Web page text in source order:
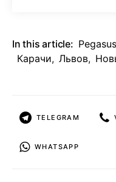
In this article: Pegasus
Карачи, Львов,
TELEGRAM
WHATSAPP